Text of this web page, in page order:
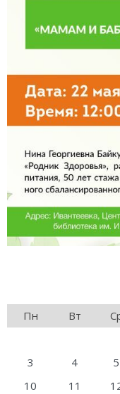
Пн
Вт
3
4 5
10
11